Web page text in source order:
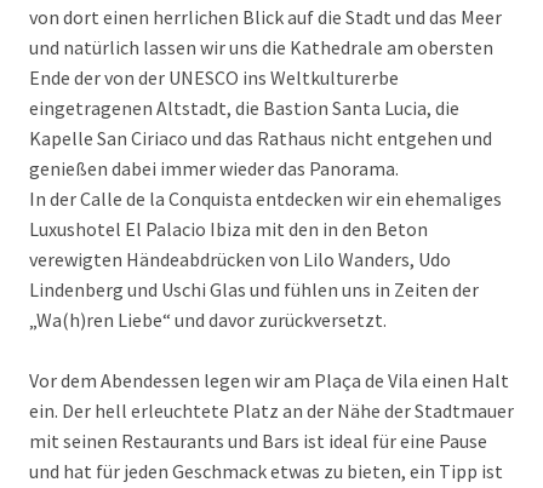
von dort einen herrlichen Blick auf die Stadt und das Meer
und natürlich lassen wir uns die Kathedrale am obersten
Ende der von der UNESCO ins Weltkulturerbe
eingetragenen Altstadt, die Bastion Santa Lucia, die
Kapelle San Ciriaco und das Rathaus nicht entgehen und
genießen dabei immer wieder das Panorama.
In der Calle de la Conquista entdecken wir ein ehemaliges
Luxushotel El Palacio Ibiza mit den in den Beton
verewigten Händeabdrücken von Lilo Wanders, Udo
Lindenberg und Uschi Glas und fühlen uns in Zeiten der
„Wa(h)ren Liebe“ und davor zurückversetzt.
Vor dem Abendessen legen wir am Plaça de Vila einen Halt
ein. Der hell erleuchtete Platz an der Nähe der Stadtmauer
mit seinen Restaurants und Bars ist ideal für eine Pause
und hat für jeden Geschmack etwas zu bieten, ein Tipp ist